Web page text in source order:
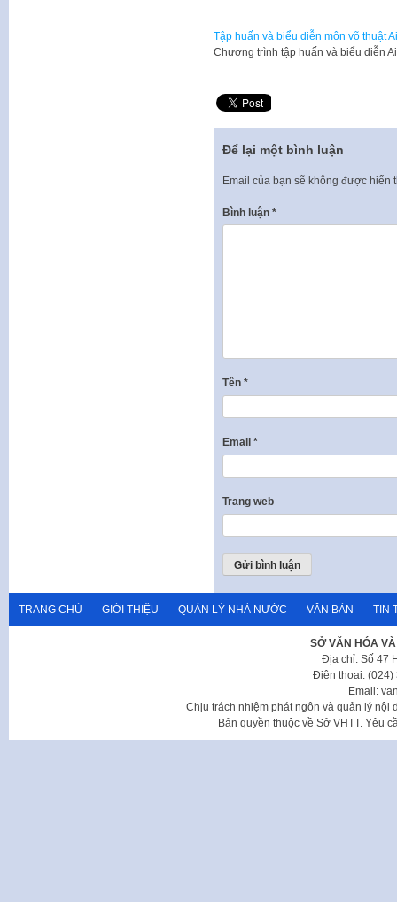
Tập huấn và biểu diễn môn võ thuật
​Chương trình tập huấn và biểu diễn
Để lại một bình luận
Email của bạn sẽ không được hiển
Bình luận *
Tên *
Email *
Trang web
TRANG CHỦ GIỚI THIỆU QUẢN LÝ NHÀ NƯỚC VĂN BẢN TIN
SỞ VĂN HÓA
Địa chỉ: Số 47
Điện thoại: (024)
Email:
Chịu trách nhiệm phát ngôn và quản lý nội
Bản quyền thuộc về Sở VHTT. Yêu